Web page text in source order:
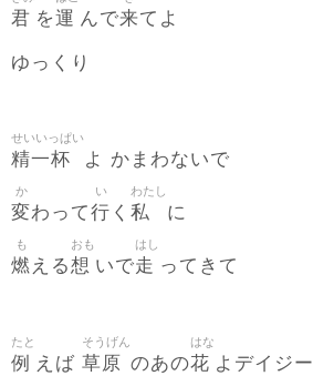
君 を運 んで来てよ
ゆっくり
精一杯
せいいっぱい
よ かまわないで
変
か
わって行
い
く 私
わたし
に
燃
も
える想
おも
いで走
はし
ってきて
例
たと
えば 草原
そうげん
のあの花
はな
よデイジー